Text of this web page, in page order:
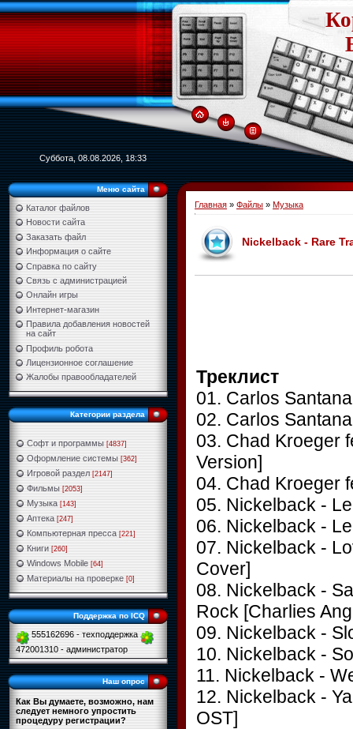
Суббота, 08.08.2026, 18:33
Меню сайта
Каталог файлов
Новости сайта
Заказать файл
Информация о сайте
Справка по сайту
Связь с администрацией
Онлайн игры
Интернет-магазин
Правила добавления новостей
на сайт
Профиль робота
Лицензионное соглашение
Жалобы правообладателей
Категории раздела
Софт и программы [4837]
Оформление системы [362]
Игровой раздел [2147]
Фильмы [2053]
Музыка [143]
Аптека [247]
Компьютерная пресса [221]
Книги [260]
Windows Mobile [64]
Материалы на проверке [0]
Поддержка по ICQ
555162696 - техподдержка
472001310 - администратор
Наш опрос
Как Вы думаете, возможно, нам
следует немного упростить
процедуру регистрации?
Главная » Файлы » Музыка
Nickelback - Rare
Треклист
01. Carlos
02. Carlos
03. Chad Kroeger
Version]
04. Chad Kroeger
05. Nickelback -
06. Nickelback -
07. Nickelback -
Cover]
08. Nickelback -
Rock [Charlies
09. Nickelback -
10. Nickelback -
11. Nickelback -
12. Nickelback -
OST]